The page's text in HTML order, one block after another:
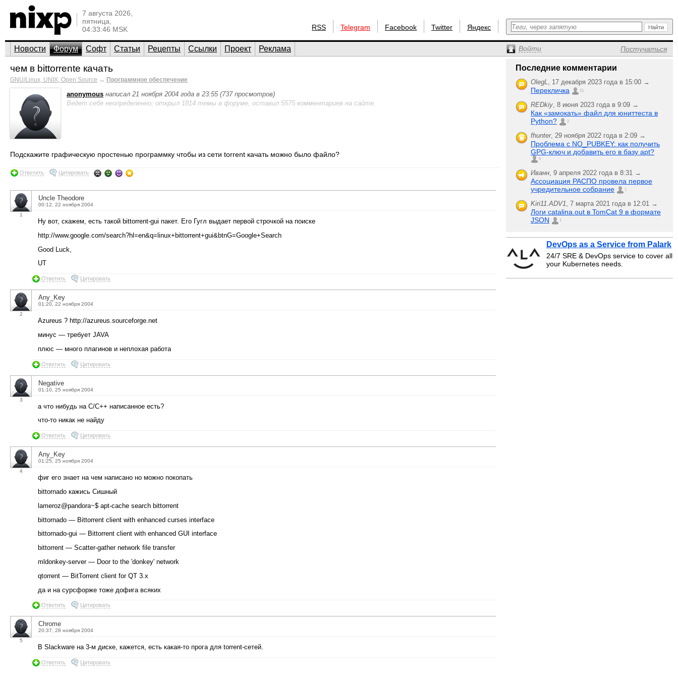
7 августа 2026,
пятница,
04:33:46 MSK
RSS Telegram Facebook Twitter Яндекс
Новости Форум Софт Статьи Рецепты Ссылки Проект Реклама Войти Постучаться
чем в bittorrentе качать
GNU/Linux, UNIX, Open Source → Программное обеспечение
anonymous написал 21 ноября 2004 года в 23:55 (737 просмотров)
Ведет себя неопределенно; открыл 1814 темы в форуме, оставил 5575 комментариев на сайте.
Подскажите графическую простенью программку чтобы из сети torrent качать можно было файло?
Ответить Цитировать
1
Uncle Theodore
00:12, 22 ноября 2004
Ну вот, скажем, есть такой bittorrent-gui пакет. Его Гугл выдает первой строчкой на поиске
http://www.google.com/search?hl=en&q=linux+bittorrent+gui&btnG=Google+Search
Good Luck,
UT
Ответить Цитировать
2
Any_Key
01:20, 22 ноября 2004
Azureus ? http://azureus.sourceforge.net
минус — требует JAVA
плюс — много плагинов и неплохая работа
Ответить Цитировать
3
Negative
01:10, 25 ноября 2004
а что нибудь на С/С++ написанное есть?
что-то никак не найду
Ответить Цитировать
4
Any_Key
01:25, 25 ноября 2004
фиг его знает на чем написано но можно покопать
bittornado кажись Сишный
lameroz@pandora~$ apt-cache search bittorrent
bittornado — Bittorrent client with enhanced curses interface
bittornado-gui — Bittorrent client with enhanced GUI interface
bittorrent — Scatter-gather network file transfer
mldonkey-server — Door to the 'donkey' network
qtorrent — BitTorrent client for QT 3.x
да и на сурсфорже тоже дофига всяких
Ответить Цитировать
5
Chrome
20:37, 28 ноября 2004
В Slackware на 3-м диске, кажется, есть какая-то прога для torrent-сетей.
Ответить Цитировать
Последние комментарии
OlegL, 17 декабря 2023 года в 15:00 →
Перекличка 21
REDkiy, 8 июня 2023 года в 9:09 →
Как «замокать» файл для юниттеста в
Python?
2
fhunter, 29 ноября 2022 года в 2:09 →
Проблема с NO_PUBKEY: как получить
GPG-ключ и добавить его в базу apt?
6
Иванн, 9 апреля 2022 года в 8:31 →
Ассоциация РАСПО провела первое
учредительное собрание
1
Kiri11.ADV1, 7 марта 2021 года в 12:01 →
Логи catalina.out в TomCat 9 в формате
JSON
1
DevOps as a Service from Palark
24/7 SRE & DevOps service to cover all
your Kubernetes needs.